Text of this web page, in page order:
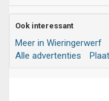
Ook interessant
Meer in Wieringerwerf
Alle advertenties